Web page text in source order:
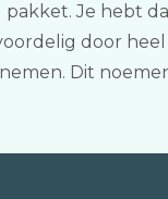
Je hebt
door
Dit